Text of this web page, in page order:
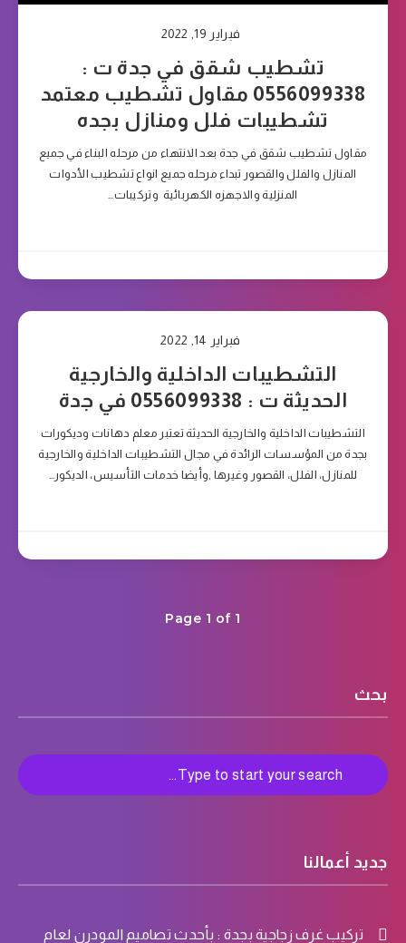
فبراير 19, 2022
تشطيب شقق في جدة ت :
0556099338 مقاول تشطيب معتمد
تشطيبات فلل ومنازل بجده
مقاول تشطيب شقق في جدة بعد الانتهاء من مرحله البناء في جميع
المنازل والفلل والقصور تبداء مرحله جميع انواع تشطيب الأدوات
المنزلية والاجهزه الكهربائية وتركيبات…
فبراير 14, 2022
التشطيبات الداخلية والخارجية
الحديثة ت : 0556099338 في جدة
التشطيبات الداخلية والخارجية الحديثة تعتبر معلم دهانات وديكورات
بجدة من المؤسسات الرائدة في مجال التشطيبات الداخلية والخارجية
للمنازل، الفلل، القصور وغيرها ,وأيضا خدمات التأسيس، الديكور…
Page 1 of 1
بحث
جديد أعمالنا
تركيب غرف زجاجية بجدة : بأحدث تصاميم المودرن لعام